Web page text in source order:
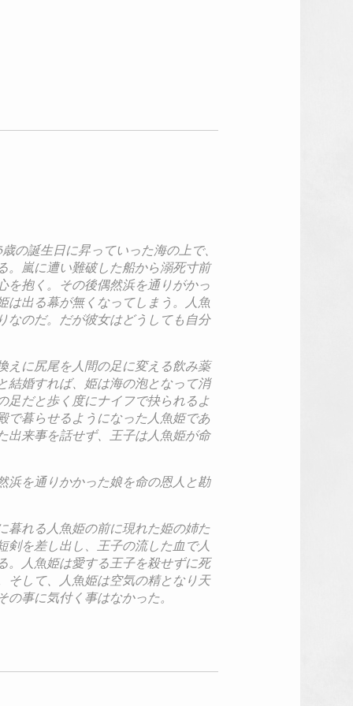
の誕生日に昇っていった海の上で、
。嵐に遭い難破した船から溺死寸前
を抱く。その後偶然浜を通りがかっ
は出る幕が無くなってしまう。人魚
なのだ。だが彼女はどうしても自分
えに尻尾を人間の足に変える飲み薬
結婚すれば、姫は海の泡となって消
足だと歩く度にナイフで抉られるよ
で暮らせるようになった人魚姫であ
出来事を話せず、王子は人魚姫が命
浜を通りかかった娘を命の恩人と勘
暮れる人魚姫の前に現れた姫の姉た
剣を差し出し、王子の流した血で人
。人魚姫は愛する王子を殺せずに死
そして、人魚姫は空気の精となり天
事に気付く事はなかった。